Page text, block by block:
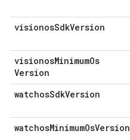
visionosSdkVersion
visionosMinimumOs
Version
watchosSdkVersion
watchosMinimumOsVersion